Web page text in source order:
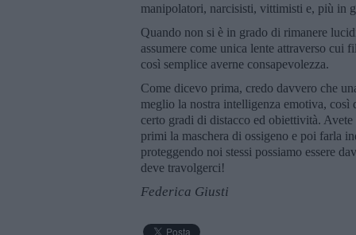
manipolatori, narcisisti, vittimisti e, più in
Quando non si è in grado di rimanere
assumere come unica lente attraverso cui
così semplice averne consapevolezza.
Come dicevo prima, credo davvero che
meglio la nostra intelligenza emotiva, così
certo gradi di distacco ed obiettività.
primi la maschera di ossigeno e poi farla
proteggendo noi stessi possiamo essere
deve travolgerci!
Federica Giusti